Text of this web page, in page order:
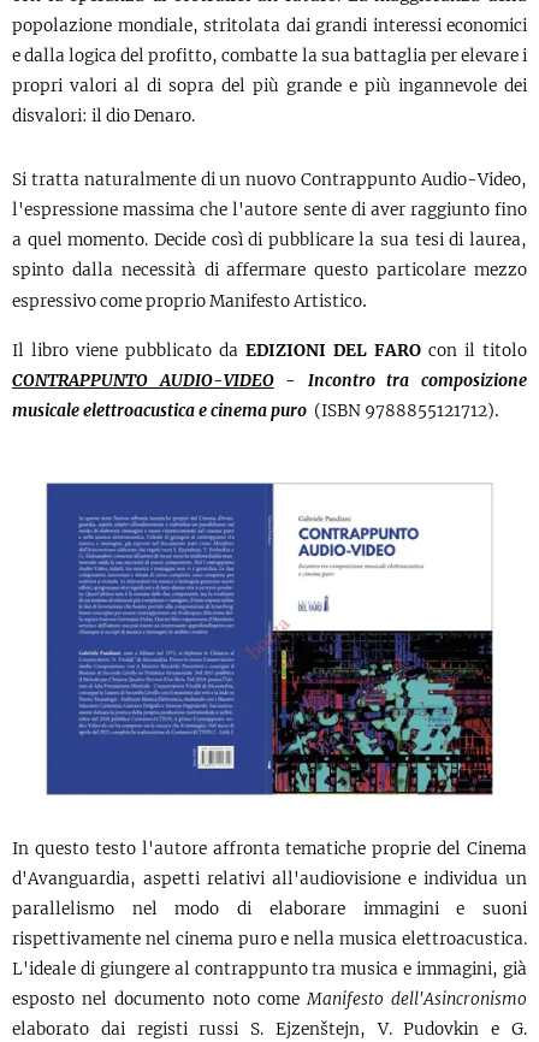
popolazione mondiale, stritolata dai grandi interessi economici
e dalla logica del profitto, combatte la sua battaglia per elevare i
propri valori al di sopra del più grande e più ingannevole dei
disvalori: il dio Denaro.
Si tratta naturalmente di un nuovo Contrappunto Audio-Video,
l'espressione massima che l'autore sente di aver raggiunto fino
a quel momento. Decide così di pubblicare la sua tesi di laurea,
spinto dalla necessità di affermare questo particolare mezzo
espressivo come proprio Manifesto Artistico.
Il libro viene pubblicato da EDIZIONI DEL FARO con il titolo
CONTRAPPUNTO AUDIO-VIDEO- Incontro tra composizione
musicale elettroacustica e cinema puro (ISBN 9788855121712).
In questo testo l'autore affronta tematiche proprie del Cinema
d'Avanguardia, aspetti relativi all'audiovisione e individua un
parallelismo nel modo di elaborare immagini e suoni
rispettivamente nel cinema puro e nella musica elettroacustica.
L'ideale di giungere al contrappunto tra musica e immagini, già
esposto nel documento noto comeManifesto dell'Asincronismo
elaborato dai registi russi S. Ejzenštejn, V. Pudovkin e G.